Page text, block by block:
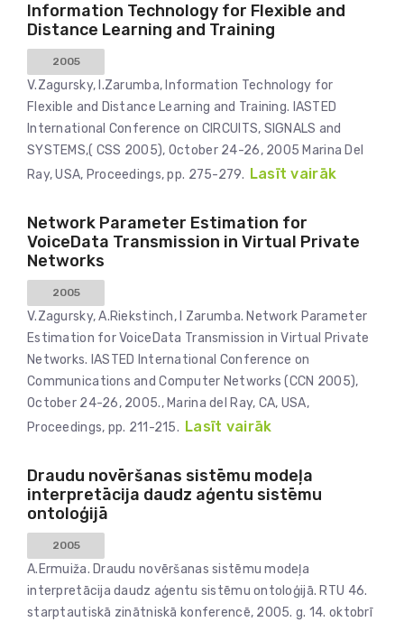
Information Technology for Flexible and
Distance Learning and Training
2005
V.Zagursky, I.Zarumba, Information Technology for
Flexible and Distance Learning and Training. IASTED
International Conference on CIRCUITS, SIGNALS and
SYSTEMS,( CSS 2005), October 24-26, 2005 Marina Del
Ray, USA, Proceedings, pp. 275-279. Lasīt vairāk
Network Parameter Estimation for
VoiceData Transmission in Virtual Private
Networks
2005
V.Zagursky, A.Riekstinch, I Zarumba. Network Parameter
Estimation for VoiceData Transmission in Virtual Private
Networks. IASTED International Conference on
Communications and Computer Networks (CCN 2005),
October 24-26, 2005., Marina del Ray, CA, USA,
Proceedings, pp. 211-215. Lasīt vairāk
Draudu novēršanas sistēmu modeļa
interpretācija daudz aģentu sistēmu
ontoloģijā
2005
A.Ermuiža. Draudu novēršanas sistēmu modeļa
interpretācija daudz aģentu sistēmu ontoloģijā. RTU 46.
starptautiskā zinātniskā konferencē, 2005. g. 14. oktobrī